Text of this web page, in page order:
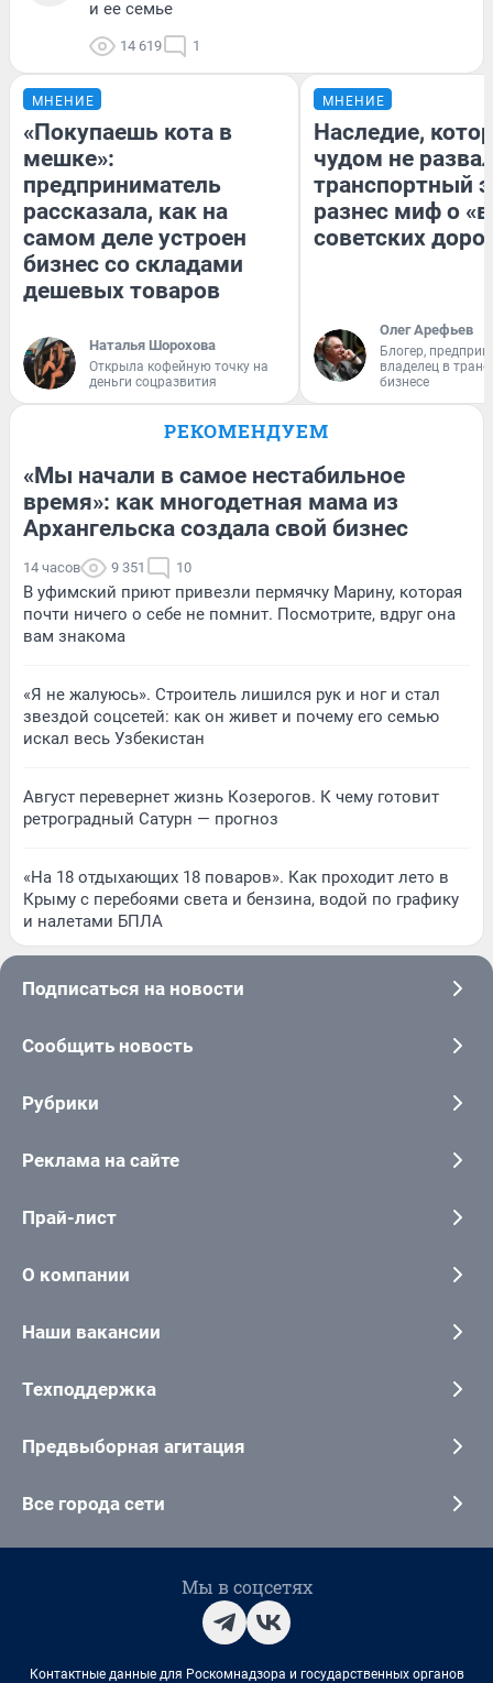
и ее семье
14 619 1
МНЕНИЕ
«Покупаешь кота в
мешке»:
предприниматель
рассказала, как на
самом деле устроен
бизнес со складами
дешевых товаров
Наталья Шорохова
Открыла кофейную точку на
деньги соцразвития
МНЕНИЕ
Наследие,
чудом не
транспортный
разнес миф о
советских
Олег Арефьев
Блогер,
владелец в
бизнесе
РЕКОМЕНДУЕМ
«Мы начали в самое нестабильное
время»: как многодетная мама из
Архангельска создала свой бизнес
14 часов 9 351 10
В уфимский приют привезли пермячку Марину, которая
почти ничего о себе не помнит. Посмотрите, вдруг она
вам знакома
«Я не жалуюсь». Строитель лишился рук и ног и стал
звездой соцсетей: как он живет и почему его семью
искал весь Узбекистан
Август перевернет жизнь Козерогов. К чему готовит
ретроградный Сатурн — прогноз
«На 18 отдыхающих 18 поваров». Как проходит лето в
Крыму с перебоями света и бензина, водой по графику
и налетами БПЛА
Подписаться на новости
Сообщить новость
Рубрики
Реклама на сайте
Прай-лист
О компании
Наши вакансии
Техподдержка
Предвыборная агитация
Все города сети
Мы в соцсетях
Контактные данные для Роскомнадзора и государственных органов